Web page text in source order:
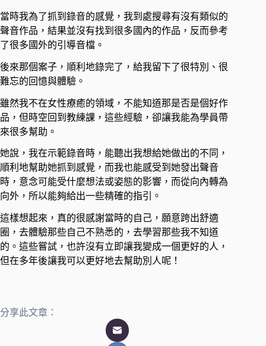
當時我為了抓到錄音的感覺，我到處搜尋有沒有類似的
聲音作品，結果並沒有找到很多國內的作品，反而參考
了很多國外的引導音檔。 ​
後來那個案子，順利地錄完了，給我留下了很特別、很
難忘的回憶與體驗。 ​
雖然我不在女性療癒的領域，不能知道那是否是個好作
品，但時空回到教練課，這些經驗，卻讓我能為學員帶
來很多幫助。 ​
她說，我在示範錄音時，能聽出我想給她做出的不同，
順利地幫助她抓到感覺，而我也能感受到她發出聲音
時，意念可能受什麼想法或姿態的影響，而從向內轉為
向外，所以能夠給出一些精確的指引。 ​
這樣想起來，真的很感謝當時的自己，願意跨出舒適
圈，去體驗那些自己不熟悉的，去學習那些我不知道
的。這些嘗試，也許沒有立即讓我變成一個更好的人，
但在多年後讓我可以更好地去幫助別人呢！
分享此文章：